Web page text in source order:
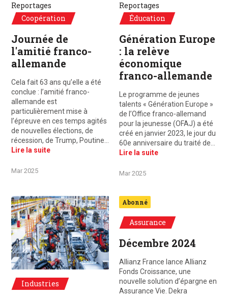
Reportages
Coopération
Journée de
l'amitié franco-
allemande
Cela fait 63 ans qu’elle a été
conclue : l’amitié franco-
allemande est
particulièrement mise à
l’épreuve en ces temps agités
de nouvelles élections, de
récession, de Trump, Poutine…
Lire la suite
Mar 2025
Reportages
Éducation
Génération Europe
: la relève
économique
franco-allemande
Le programme de jeunes
talents « Génération Europe »
de l’Office franco-allemand
pour la jeunesse (OFAJ) a été
créé en janvier 2023, le jour du
60e anniversaire du traité de…
Lire la suite
Mar 2025
© Traimak/Freepik/photo d'illustration En Allemagne, l'industrie
Industries
Abonné
Assurance
Décembre 2024
Allianz France lance Allianz
Fonds Croissance, une
nouvelle solution d’épargne en
Assurance Vie. Dekra